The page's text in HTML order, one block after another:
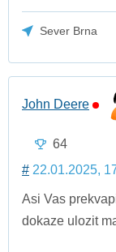
Sever Brna
John Deere
64
# 22.01.2025,
Asi Vas
dokaze ulozit